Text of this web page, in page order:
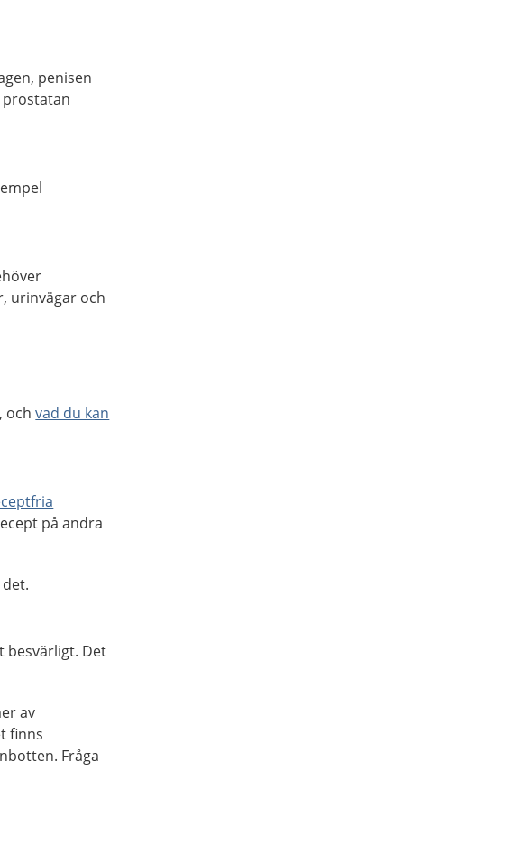
penisen
prostatan
urinvägar och
ochvad du kan
på andra
besvärligt. Det
av
finns
Fråga